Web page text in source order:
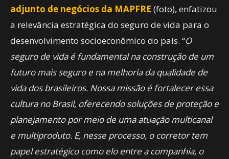
adjunto de negócios da MAPFRE (foto), enfatizou
a relevância estratégica do seguro de vida para o
desenvolvimento socioeconômico do país. “O
seguro de vida é fundamental na construção de um
futuro mais seguro e na melhoria da qualidade de
vida dos brasileiros. Nossa missão é fortalecer essa
cultura no Brasil, oferecendo soluções de proteção e
planejamento por meio de uma atuação multicanal
e multiproduto. E, nesse processo, o corretor tem
papel estratégico como elo entre a companhia, o